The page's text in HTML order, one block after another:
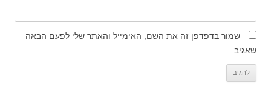
שמור בדפדפן זה את השם, האימייל והאתר שלי לפעם הבאה
שאגיב.